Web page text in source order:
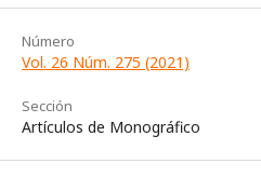
Número
Vol. 26 Núm. 275 (2021)
Sección
Artículos de Monográfico